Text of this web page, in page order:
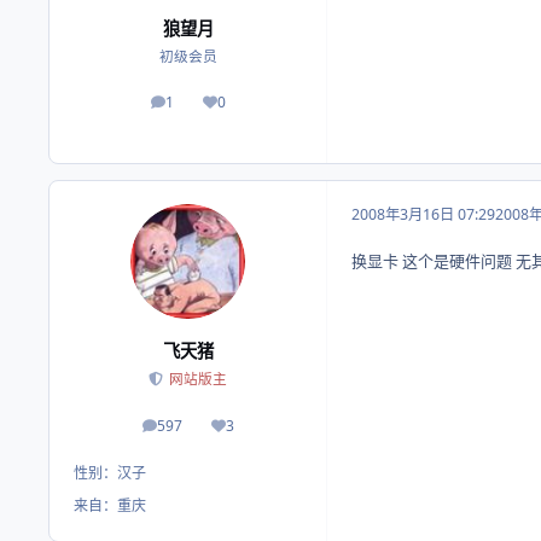
狼望月
初级会员
1
帖子 0
荣誉积分
飞天猪
网站版主
597
帖子 3
荣誉积分
性别： 汉子
来自： 重庆
2008年3月16日 07:292008
换显卡 这个是硬件问题 无